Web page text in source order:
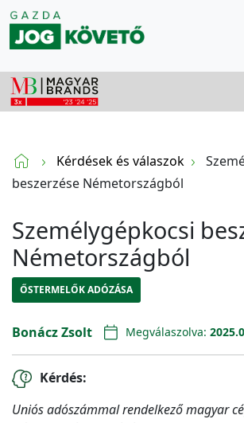
Kérdések és válaszok
beszerzése Németországból
Személygépkocsi
Németországból
ŐSTERMELŐK ADÓZÁSA
Bonácz Zsolt Megválaszolva:
Kérdés:
Uniós adószámmal rendelkező magyar